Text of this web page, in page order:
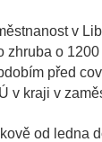
v
zhruba o
před
v kraji v
od ledna